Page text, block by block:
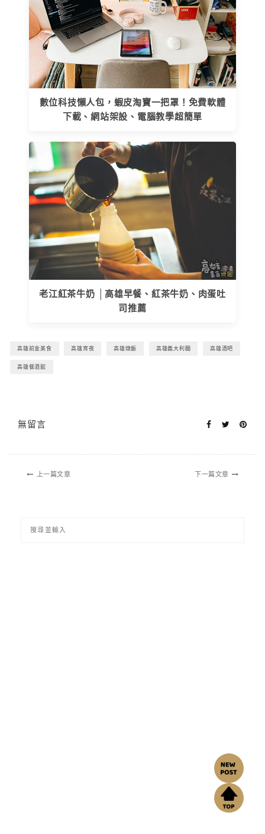
數位科技懶人包，蝦皮淘寶一把罩！免費軟體
下載、網站架設、電腦教學超簡單
老江紅茶牛奶 │高雄早餐、紅茶牛奶、肉蛋吐
司推薦
高雄前金美食 高雄宵夜 高雄燉飯 高雄義大利麵 高雄酒吧
高雄餐酒館
無留言
上一篇文章 下一篇文章